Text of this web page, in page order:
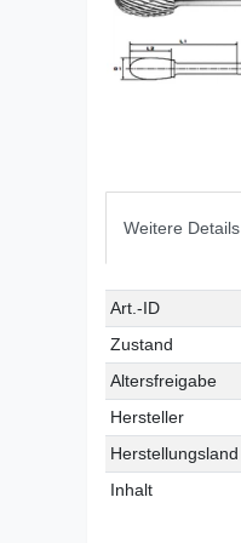
Weitere Details
Technisches
Merkmal
Wert
Art.-ID
Zustand
Altersfreigabe
Hersteller
Herstellungsland
Inhalt